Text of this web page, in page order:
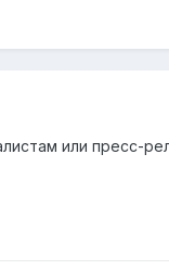
или пресс-